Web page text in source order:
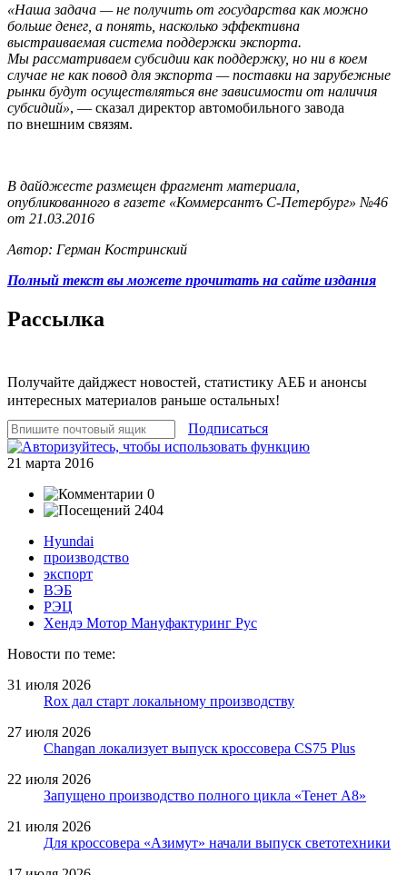
«Наша задача — не получить от государства как можно
больше денег, а понять, насколько эффективна
выстраиваемая система поддержки экспорта.
Мы рассматриваем субсидии как поддержку, но ни в коем
случае не как повод для экспорта — поставки на зарубежные
рынки будут осуществляться вне зависимости от наличия
субсидий», — сказал директор автомобильного завода
по внешним связям.
В дайджесте размещен фрагмент материала,
опубликованного в газете «Коммерсантъ С-Петербург» №46
от 21.03.2016
Автор: Герман Костринский
Полный текст вы можете прочитать на сайте издания
Рассылка
Получайте дайджест новостей, статистику АЕБ и анонсы
интересных материалов раньше остальных!
Подписаться
21 марта 2016
0
2404
Hyundai
производство
экспорт
ВЭБ
РЭЦ
Хендэ Мотор Мануфактуринг Рус
Новости по теме:
31 июля 2026
Rox дал старт локальному производству
27 июля 2026
Changan локализует выпуск кроссовера CS75 Plus
22 июля 2026
Запущено производство полного цикла «Тенет A8»
21 июля 2026
Для кроссовера «Азимут» начали выпуск светотехники